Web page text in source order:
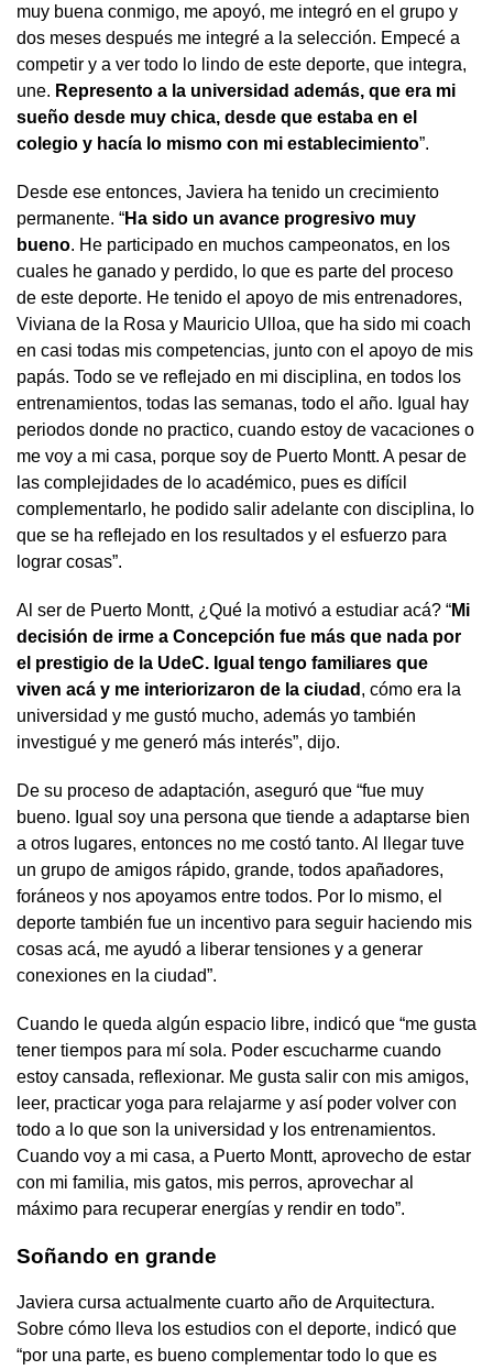
muy buena conmigo, me apoyó, me integró en el grupo y
dos meses después me integré a la selección. Empecé a
competir y a ver todo lo lindo de este deporte, que integra,
une. Represento a la universidad además, que era mi
sueño desde muy chica, desde que estaba en el
colegio y hacía lo mismo con mi establecimiento”.
Desde ese entonces, Javiera ha tenido un crecimiento
permanente. “Ha sido un avance progresivo muy
bueno. He participado en muchos campeonatos, en los
cuales he ganado y perdido, lo que es parte del proceso
de este deporte. He tenido el apoyo de mis entrenadores,
Viviana de la Rosa y Mauricio Ulloa, que ha sido mi coach
en casi todas mis competencias, junto con el apoyo de mis
papás. Todo se ve reflejado en mi disciplina, en todos los
entrenamientos, todas las semanas, todo el año. Igual hay
periodos donde no practico, cuando estoy de vacaciones o
me voy a mi casa, porque soy de Puerto Montt. A pesar de
las complejidades de lo académico, pues es difícil
complementarlo, he podido salir adelante con disciplina, lo
que se ha reflejado en los resultados y el esfuerzo para
lograr cosas”.
Al ser de Puerto Montt, ¿Qué la motivó a estudiar acá? “Mi
decisión de irme a Concepción fue más que nada por
el prestigio de la UdeC. Igual tengo familiares que
viven acá y me interiorizaron de la ciudad , cómo era la
universidad y me gustó mucho, además yo también
investigué y me generó más interés”, dijo.
De su proceso de adaptación, aseguró que “fue muy
bueno. Igual soy una persona que tiende a adaptarse bien
a otros lugares, entonces no me costó tanto. Al llegar tuve
un grupo de amigos rápido, grande, todos apañadores,
foráneos y nos apoyamos entre todos. Por lo mismo, el
deporte también fue un incentivo para seguir haciendo mis
cosas acá, me ayudó a liberar tensiones y a generar
conexiones en la ciudad”.
Cuando le queda algún espacio libre, indicó que “me gusta
tener tiempos para mí sola. Poder escucharme cuando
estoy cansada, reflexionar. Me gusta salir con mis amigos,
leer, practicar yoga para relajarme y así poder volver con
todo a lo que son la universidad y los entrenamientos.
Cuando voy a mi casa, a Puerto Montt, aprovecho de estar
con mi familia, mis gatos, mis perros, aprovechar al
máximo para recuperar energías y rendir en todo”.
Soñando en grande
Javiera cursa actualmente cuarto año de Arquitectura.
Sobre cómo lleva los estudios con el deporte, indicó que
“por una parte, es bueno complementar todo lo que es